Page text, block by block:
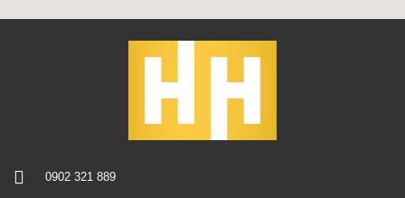
0902 321 889